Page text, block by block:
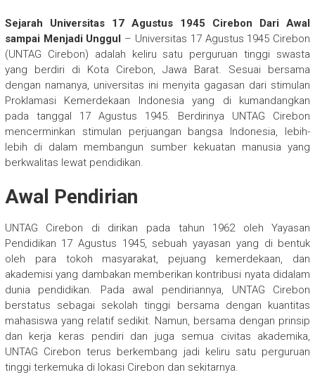
Sejarah Universitas 17 Agustus 1945 Cirebon Dari Awal
sampai Menjadi Unggul
– Universitas 17 Agustus 1945 Cirebon
(UNTAG Cirebon) adalah keliru satu perguruan tinggi swasta
yang berdiri di Kota Cirebon, Jawa Barat. Sesuai bersama
dengan namanya, universitas ini menyita gagasan dari stimulan
Proklamasi Kemerdekaan Indonesia yang di kumandangkan
pada tanggal 17 Agustus 1945. Berdirinya UNTAG Cirebon
mencerminkan stimulan perjuangan bangsa Indonesia, lebih-
lebih di dalam membangun sumber kekuatan manusia yang
berkwalitas lewat pendidikan.
Awal Pendirian
UNTAG Cirebon di dirikan pada tahun 1962 oleh Yayasan
Pendidikan 17 Agustus 1945, sebuah yayasan yang di bentuk
oleh para tokoh masyarakat, pejuang kemerdekaan, dan
akademisi yang dambakan memberikan kontribusi nyata didalam
dunia pendidikan. Pada awal pendiriannya, UNTAG Cirebon
berstatus sebagai sekolah tinggi bersama dengan kuantitas
mahasiswa yang relatif sedikit. Namun, bersama dengan prinsip
dan kerja keras pendiri dan juga semua civitas akademika,
UNTAG Cirebon terus berkembang jadi keliru satu perguruan
tinggi terkemuka di lokasi Cirebon dan sekitarnya.